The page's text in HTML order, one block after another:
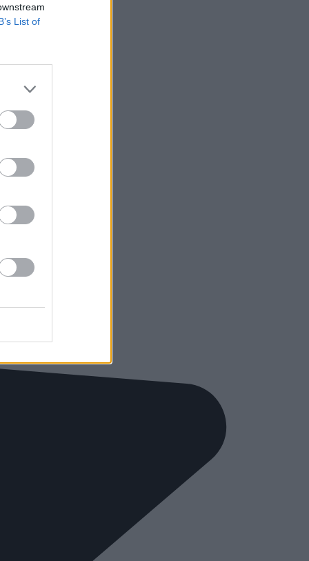
List of